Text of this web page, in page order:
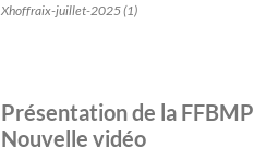
Xhoffraix-juillet-2025 (1)
Présentation de la FFBMP
Nouvelle vidéo